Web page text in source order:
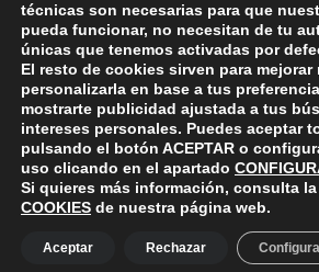
Skip back to main navigation
ayuntamiento de
AYUNTAMIENTO DE POLANCO
Ayuntamiento de Polanco. La iglesia R-
+34 942 82 42 00
info@aytopolanco.org
Compromiso con la Protección de Datos
técnicas son necesarias para que
pueda funcionar, no necesitan de tu
únicas que tenemos activadas por
El resto de cookies sirven para
personalizarla en base a tus
mostrarte publicidad ajustada a tus
intereses personales. Puedes aceptar
pulsando el botón ACEPTAR o
uso clicando en el apartado
Si quieres más información, consulta la
COOKIES de nuestra página web.
Aceptar Rechazar